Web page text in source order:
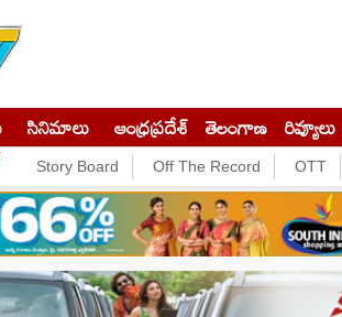
సినిమాలు ఆంధ్రప్రదేశ్ తెలంగాణ రివ్యూలు
Story Board Off The Record OTT